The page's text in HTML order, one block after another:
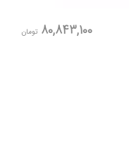
80,843,100 تومان